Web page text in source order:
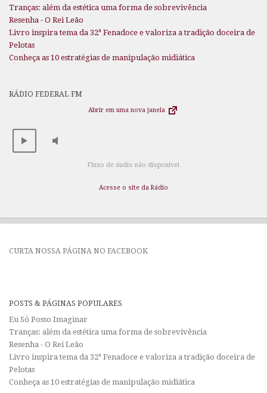
Tranças: além da estética uma forma de sobrevivência
Resenha - O Rei Leão
Livro inspira tema da 32ª Fenadoce e valoriza a tradição doceira de
Pelotas
Conheça as 10 estratégias de manipulação midiática
RÁDIO FEDERAL FM
Abrir em uma nova janela
Fluxo de áudio não disponível
Acesse o site da Rádio
CURTA NOSSA PÁGINA NO FACEBOOK
POSTS & PÁGINAS POPULARES
Eu Só Posso Imaginar
Tranças: além da estética uma forma de sobrevivência
Resenha - O Rei Leão
Livro inspira tema da 32ª Fenadoce e valoriza a tradição doceira de
Pelotas
Conheça as 10 estratégias de manipulação midiática